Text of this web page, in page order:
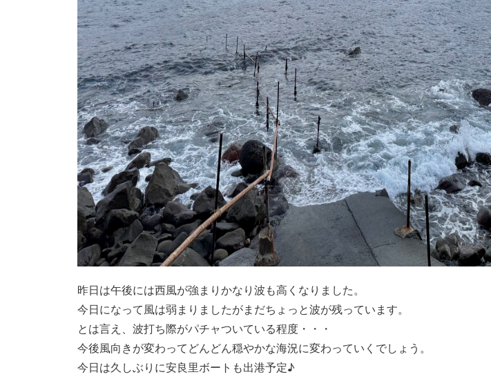
昨日は午後には西風が強まりかなり波も高くなりました。
今日になって風は弱まりましたがまだちょっと波が残っています。
とは言え、波打ち際がパチャついている程度・・・
今後風向きが変わってどんどん穏やかな海況に変わっていくでしょう。
今日は久しぶりに安良里ボートも出港予定♪